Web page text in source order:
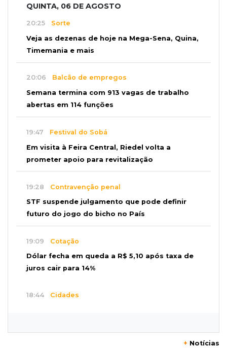
QUINTA, 06 DE AGOSTO
20:25 Sorte
Veja as dezenas de hoje na Mega-Sena, Quina,
Timemania e mais
20:06 Balcão de empregos
Semana termina com 913 vagas de trabalho
abertas em 114 funções
19:47 Festival do Sobá
Em visita à Feira Central, Riedel volta a
prometer apoio para revitalização
19:28 Contravenção penal
STF suspende julgamento que pode definir
futuro do jogo do bicho no País
19:09 Cotação
Dólar fecha em queda a R$ 5,10 após taxa de
juros cair para 14%
18:44 Cidades
+ Notícias